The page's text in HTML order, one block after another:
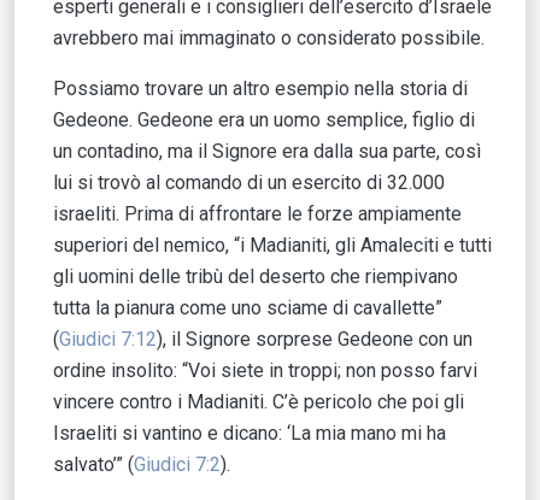
esperti generali e i consiglieri dell’esercito d’Israele
avrebbero mai immaginato o considerato possibile.
Possiamo trovare un altro esempio nella storia di
Gedeone. Gedeone era un uomo semplice, figlio di
un contadino, ma il Signore era dalla sua parte, così
lui si trovò al comando di un esercito di 32.000
israeliti. Prima di affrontare le forze ampiamente
superiori del nemico, “i Madianiti, gli Amaleciti e tutti
gli uomini delle tribù del deserto che riempivano
tutta la pianura come uno sciame di cavallette”
(Giudici 7:12), il Signore sorprese Gedeone con un
ordine insolito: “Voi siete in troppi; non posso farvi
vincere contro i Madianiti. C’è pericolo che poi gli
Israeliti si vantino e dicano: ‘La mia mano mi ha
salvato’” (Giudici 7:2).